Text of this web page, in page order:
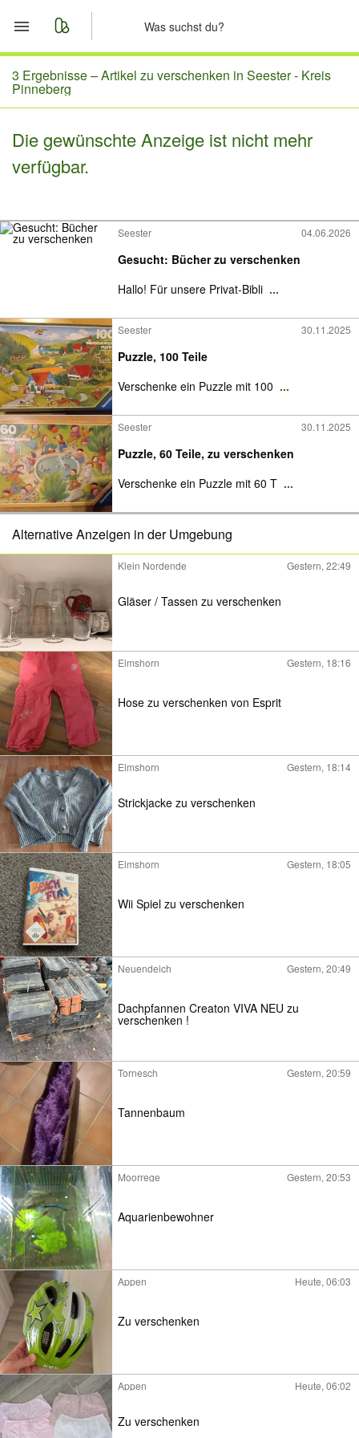
Start
Merkliste
Nachrichten
3 Ergebnisse –Artikel zu verschenken in Seester - Kreis
Pinneberg
Die gewünschte Anzeige ist nicht mehr
verfügbar.
Seester 04.06.2026
Gesucht: Bücher zu verschenken
Hallo! Für unsere Privat-Bibli ...
Seester 30.11.2025
Puzzle, 100 Teile
Verschenke ein Puzzle mit 100 ...
Seester 30.11.2025
Puzzle, 60 Teile, zu verschenken
Verschenke ein Puzzle mit 60 T ...
Alternative Anzeigen in der Umgebung
Klein Nordende Gestern, 22:49
Gläser / Tassen zu verschenken
Elmshorn Gestern, 18:16
Hose zu verschenken von Esprit
Elmshorn Gestern, 18:14
Strickjacke zu verschenken
Elmshorn Gestern, 18:05
Wii Spiel zu verschenken
Neuendeich Gestern, 20:49
Dachpfannen Creaton VIVA NEU zu
verschenken !
Tornesch Gestern, 20:59
Tannenbaum
Moorrege Gestern, 20:53
Aquarienbewohner
Appen Heute, 06:03
Zu verschenken
Appen Heute, 06:02
Zu verschenken